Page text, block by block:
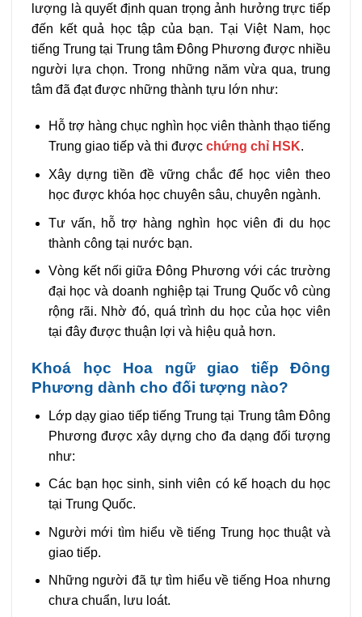
lượng là quyết định quan trọng ảnh hưởng trực tiếp
đến kết quả học tập của bạn. Tại Việt Nam, học
tiếng Trung tại Trung tâm Đông Phương được nhiều
người lựa chọn. Trong những năm vừa qua, trung
tâm đã đạt được những thành tựu lớn như:
Hỗ trợ hàng chục nghìn học viên thành thạo tiếng
Trung giao tiếp và thi được chứng chỉ HSK.
Xây dựng tiền đề vững chắc để học viên theo
học được khóa học chuyên sâu, chuyên ngành.
Tư vấn, hỗ trợ hàng nghìn học viên đi du học
thành công tại nước bạn.
Vòng kết nối giữa Đông Phương với các trường
đại học và doanh nghiệp tại Trung Quốc vô cùng
rộng rãi. Nhờ đó, quá trình du học của học viên
tại đây được thuận lợi và hiệu quả hơn.
Khoá học Hoa ngữ giao tiếp Đông
Phương dành cho đối tượng nào?
Lớp dạy giao tiếp tiếng Trung tại Trung tâm Đông
Phương được xây dựng cho đa dạng đối tượng
như:
Các bạn học sinh, sinh viên có kế hoạch du học
tại Trung Quốc.
Người mới tìm hiểu về tiếng Trung học thuật và
giao tiếp.
Những người đã tự tìm hiểu về tiếng Hoa nhưng
chưa chuẩn, lưu loát.